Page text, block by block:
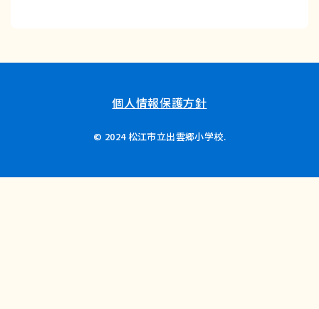
個人情報保護方針
© 2024 松江市立出雲郷小学校.